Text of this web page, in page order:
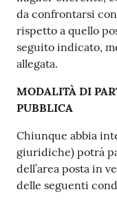
da confrontarsi
rispetto a quello
seguito indicato,
allegata.
MODALITÀ DI
PUBBLICA
Chiunque abbia
giuridiche) potrà
dell’area posta in
delle seguenti